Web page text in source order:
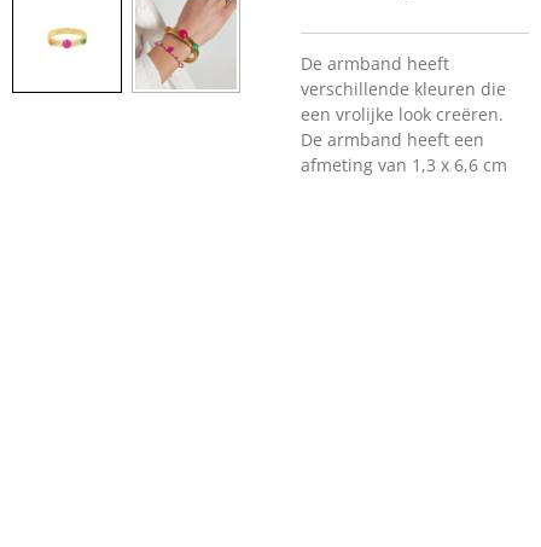
De armband heeft
verschillende kleuren die
een vrolijke look creëren.
De armband heeft een
afmeting van 1,3 x 6,6 cm